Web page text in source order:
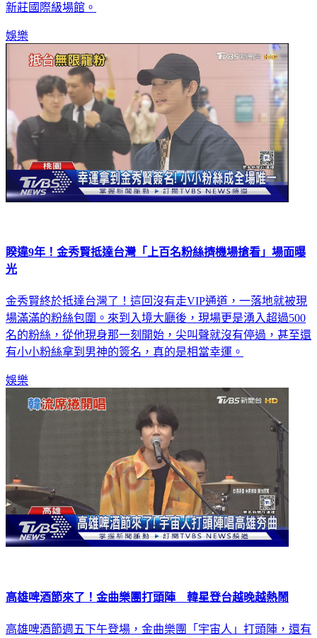
新莊國際級場館。
娛樂
睽違9年！金秀賢抵達台灣「上百名粉絲擠機場搶看」場面曝
光
金秀賢終於抵達台灣了！這回沒有走VIP通道，一落地就被現
場滿滿的粉絲包圍。來到入境大廳後，現場更是湧入超過500
名的粉絲，從他現身那一刻開始，尖叫聲就沒有停過，甚至還
有小小粉絲拿到男神的簽名，真的是相當幸運。
娛樂
高雄啤酒節來了！金曲樂團打頭陣 韓星登台越晚越熱鬧
高雄啤酒節週五下午登場，金曲樂團「宇宙人」打頭陣，還有